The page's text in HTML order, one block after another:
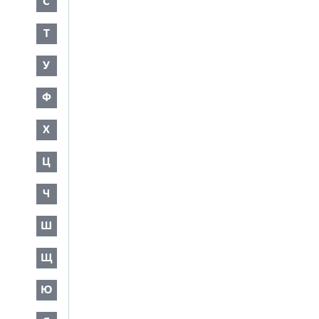
Т
У
Ф
Х
Ц
Ч
Ш
Щ
Ю